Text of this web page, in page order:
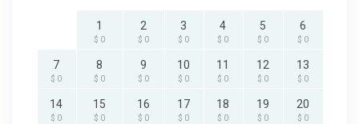
1
$ 0
2
$ 0
3
$ 0
4
$ 0
5
$ 0
6
$ 0
7
$ 0
8
$ 0
9
$ 0
10
$ 0
11
$ 0
12
$ 0
13
$ 0
14
$ 0
15
$ 0
16
$ 0
17
$ 0
18
$ 0
19
$ 0
20
$ 0